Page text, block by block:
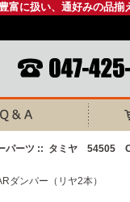
富に扱い、通好みの品揃
パーツ :: タミヤ 54505